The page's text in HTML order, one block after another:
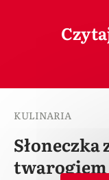
KULINARIA
twarogiem